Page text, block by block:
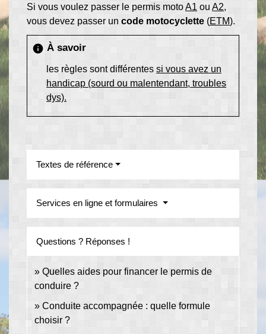
Si vous voulez passer le permis motoA1 ou A2,
vous devez passer un code motocyclette (ETM).
info À savoir
les règles sont différentes si vous avez un
handicap (sourd ou malentendant, troubles
dys).
Textes de référence
Services en ligne et formulaires
Questions ? Réponses !
Quelles aides pour financer le permis de
conduire ?
Conduite accompagnée : quelle formule
choisir ?